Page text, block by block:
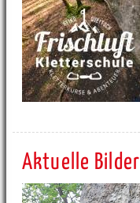
Aktuelle Bilder